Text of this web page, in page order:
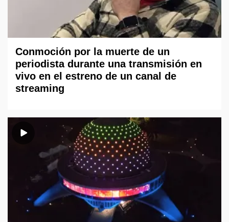
Conmoción por la muerte de un
periodista durante una transmisión en
vivo en el estreno de un canal de
streaming